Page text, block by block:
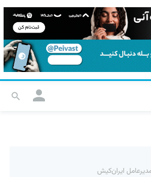
ایران‌کیش